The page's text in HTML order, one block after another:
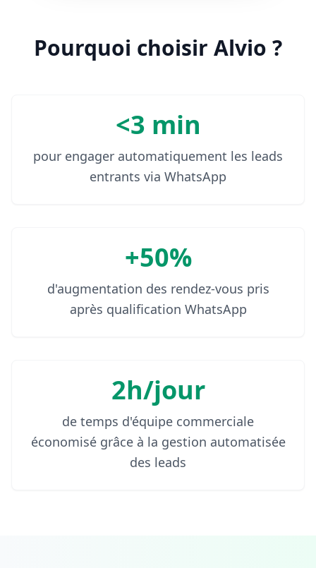
Pourquoi choisir Alvio ?
<3 min
pour engager automatiquement les leads
entrants via WhatsApp
+50%
d'augmentation des rendez-vous pris
après qualification WhatsApp
2h/jour
de temps d'équipe commerciale
économisé grâce à la gestion automatisée
des leads